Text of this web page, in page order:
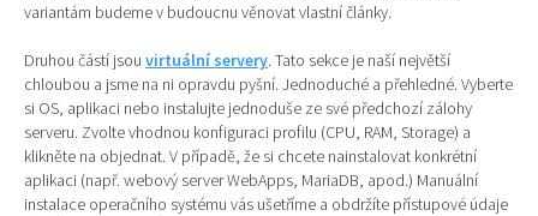
variantám budeme v budoucnu věnovat vlastní články.
Druhou částí jsou virtuální servery. Tato sekce je naší největší
chloubou a jsme na ni opravdu pyšní. Jednoduché a přehledné. Vyberte
si OS, aplikaci nebo instalujte jednoduše ze své předchozí zálohy
serveru. Zvolte vhodnou konfiguraci profilu (CPU, RAM, Storage) a
klikněte na objednat. V případě, že si chcete nainstalovat konkrétní
aplikaci (např. webový server WebApps, MariaDB, apod.) Manuální
instalace operačního systému vás ušetříme a obdržíte přístupové údaje